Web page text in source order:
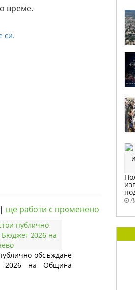
време.
си.
| ще работи с променено
обсъждане
2026 на Община